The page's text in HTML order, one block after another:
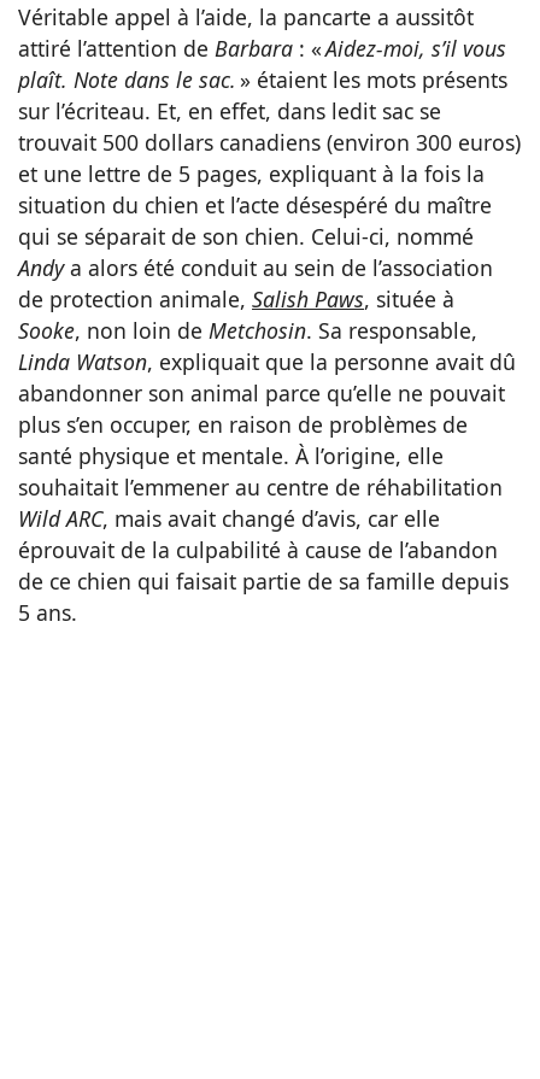
Véritable appel à l’aide, la pancarte a aussitôt
attiré l’attention de Barbara : «Aidez-moi, s’il vous
plaît. Note dans le sac. » étaient les mots présents
sur l’écriteau. Et, en effet, dans ledit sac se
trouvait 500 dollars canadiens (environ 300 euros)
et une lettre de 5 pages, expliquant à la fois la
situation du chien et l’acte désespéré du maître
qui se séparait de son chien. Celui-ci, nommé
Andya alors été conduit au sein de l’association
de protection animale, Salish Paws, située à
Sooke, non loin de Metchosin. Sa responsable,
Linda Watson, expliquait que la personne avait dû
abandonner son animal parce qu’elle ne pouvait
plus s’en occuper, en raison de problèmes de
santé physique et mentale. À l’origine, elle
souhaitait l’emmener au centre de réhabilitation
Wild ARC, mais avait changé d’avis, car elle
éprouvait de la culpabilité à cause de l’abandon
de ce chien qui faisait partie de sa famille depuis
5 ans.